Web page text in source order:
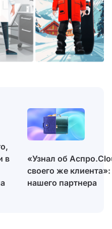
в
«Узнал об
своего же клиента»:
нашего партнера